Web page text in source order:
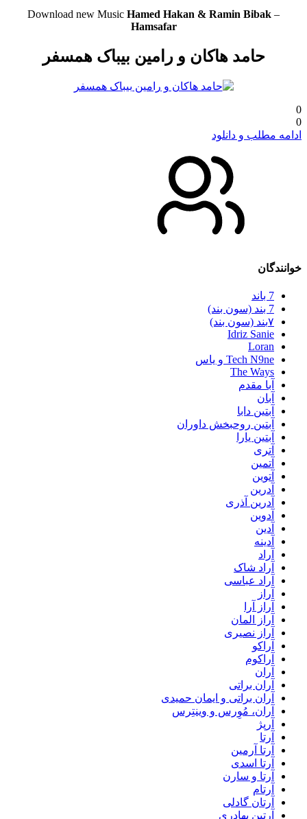
Download new Music Hamed Hakan & Ramin Bibak –
Hamsafar
حامد هاکان و رامین بیباک همسفر
0
0
ادامه مطلب و دانلود
خوانندگان
7 باند
7 بند (سون بند)
۷بند (سون بند)
Idriz Sanie
Loran
Tech N9ne و یاس
The Ways
آبا مقدم
آبان
آبتین دابا
آبتین روحبخش داوران
آبتین یارا
آتری
آتمین
آتوین
آدرین
آدرین آذری
آدوین
آدین
آدینه
آراد
آراد شاک
آراد عباسی
آراز
آراز آرا
آراز المان
آراز نصیری
آراکو
آراکوم
آران
آران براتی
آران براتی و ایمان حمیدی
آران، مُوِرس و وینتِرس
آرپژ
آرتا
آرتا آرمین
آرتا اسدی
آرتا و سارن
آرتام
آرتان گادلی
آرتبن بهادری